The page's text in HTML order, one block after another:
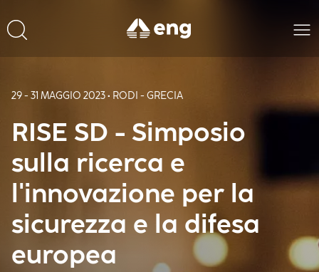
29 - 31 MAGGIO 2023 • RODI - GRECIA
RISE SD - Simposio
sulla ricerca e
l'innovazione per la
sicurezza e la difesa
europea